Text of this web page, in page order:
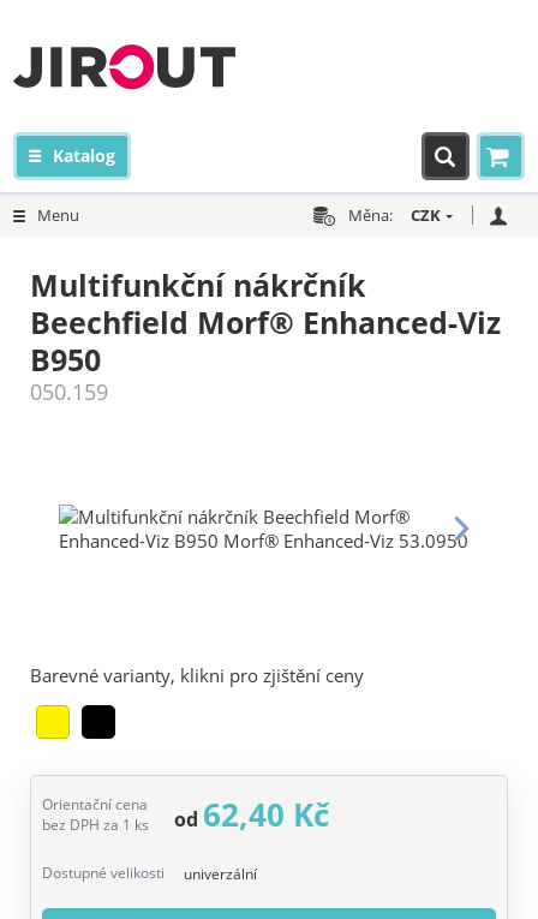
Katalog
Menu Měna: CZK
Multifunkční nákrčník
Beechfield Morf® Enhanced-Viz
B950
050.159
Barevné varianty, klikni pro zjištění ceny
Orientační cena
bez DPH za 1 ks
od 62,40 Kč
Dostupné velikosti univerzální